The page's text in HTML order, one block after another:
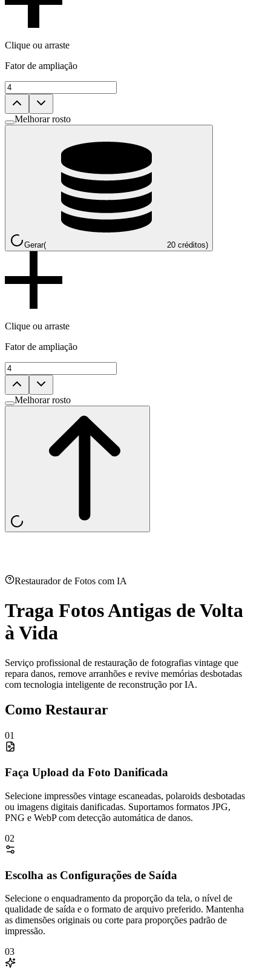
Clique ou arraste
Fator de ampliação
Melhorar rosto
Gerar( 20 créditos)
Clique ou arraste
Fator de ampliação
Melhorar rosto
Restaurador de Fotos com IA
Traga Fotos Antigas de Volta
à Vida
Serviço profissional de restauração de fotografias vintage que
repara danos, remove arranhões e revive memórias desbotadas
com tecnologia inteligente de reconstrução por IA.
Como Restaurar
01
Faça Upload da Foto Danificada
Selecione impressões vintage escaneadas, polaroids desbotadas
ou imagens digitais danificadas. Suportamos formatos JPG,
PNG e WebP com detecção automática de danos.
02
Escolha as Configurações de Saída
Selecione o enquadramento da proporção da tela, o nível de
qualidade de saída e o formato de arquivo preferido. Mantenha
as dimensões originais ou corte para proporções padrão de
impressão.
03